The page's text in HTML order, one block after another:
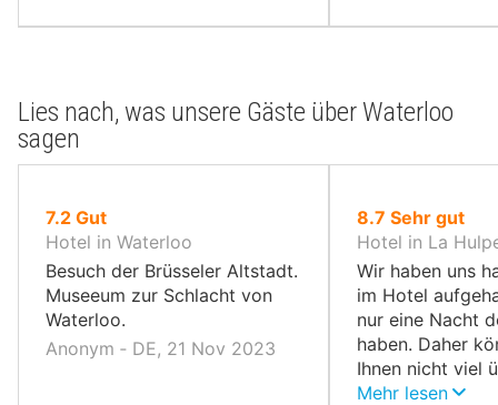
Lies nach, was unsere Gäste über Waterloo
sagen
7.2 von
10,
Gut
Hotel in Waterloo
Besuch der Brüsseler Altstadt.
Museeum zur Schlacht von
Waterloo.
Anonym ‐ DE, 21 Nov 2023
8.7 von
10,
Sehr gut
Hotel in La
Wir haben uns
im Hotel
nur eine Nacht
haben. Daher
Ihnen nicht viel
Umgebung
Mehr lesen